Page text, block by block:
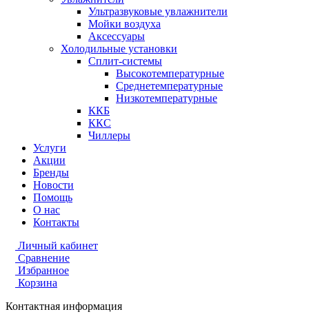
Ультразвуковые увлажнители
Мойки воздуха
Аксессуары
Холодильные установки
Сплит-системы
Высокотемпературные
Среднетемпературные
Низкотемпературные
ККБ
ККС
Чиллеры
Услуги
Акции
Бренды
Новости
Помощь
О нас
Контакты
Личный кабинет
Сравнение
Избранное
Корзина
Контактная информация